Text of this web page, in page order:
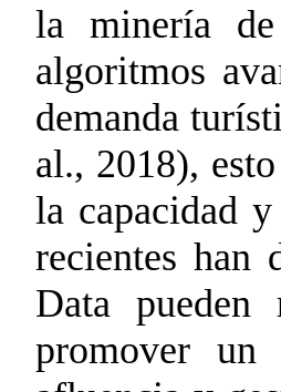
la minería
algoritmos
demanda
al., 2018),
la capacidad
recientes han
Data pueden
promover un